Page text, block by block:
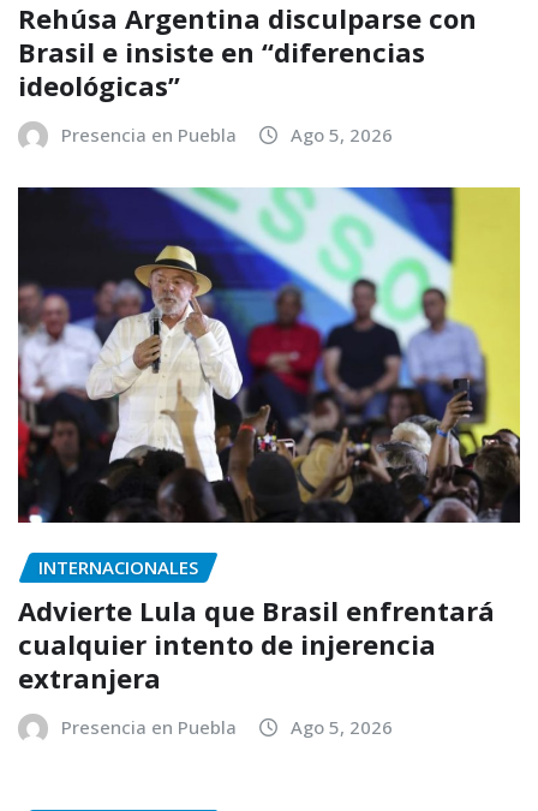
Rehúsa Argentina disculparse con
Brasil e insiste en “diferencias
ideológicas”
Presencia en Puebla Ago 5, 2026
INTERNACIONALES
Advierte Lula que Brasil enfrentará
cualquier intento de injerencia
extranjera
Presencia en Puebla Ago 5, 2026